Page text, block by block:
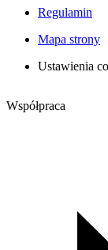
Regulamin
Mapa strony
Ustawienia
Współpraca